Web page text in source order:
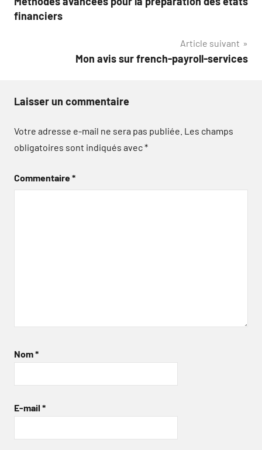
de
financiers
Article suivant
Mon avis sur french-payroll-services
Laisser un commentaire
Votre adresse e-mail ne sera pas publiée. Les champs
obligatoires sont indiqués avec*
Commentaire*
Nom*
E-mail *